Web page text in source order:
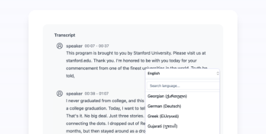
UniScribe는 매달 120분의 무료 전사 서비스를 제공
오디오-텍스트를 넘어선 추가 AI 기능 사용 가능
오디오 및 비디오 파일에서 자동으로 요약, 마인드 맵